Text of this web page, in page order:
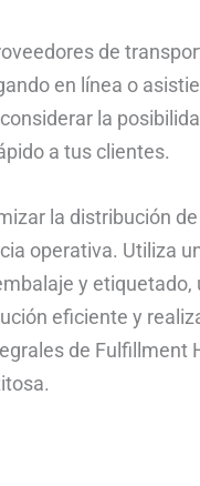
de
en línea o
la
a tus clientes.
la distribución
operativa. Utiliza
y
eficiente y
de Fulfillment